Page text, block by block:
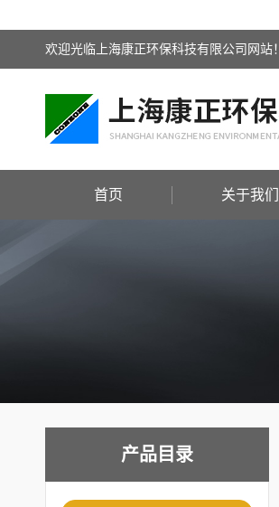
欢迎光临上海康正环保科技有限公司网站！
首页 关于我们
产品目录